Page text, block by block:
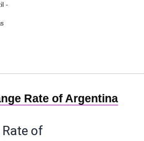
-
Rate of Argentina
of